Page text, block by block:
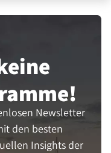
Newsletter
den besten
Insights der